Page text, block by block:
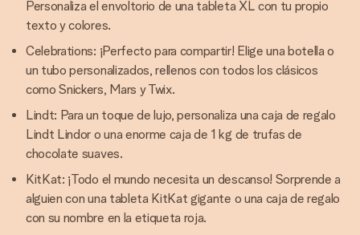
Personaliza el envoltorio de una tableta XL con tu propio
texto y colores.
Celebrations: ¡Perfecto para compartir! Elige una botella o
un tubo personalizados, rellenos con todos los clásicos
como Snickers, Mars y Twix.
Lindt: Para un toque de lujo, personaliza una caja de regalo
Lindt Lindor o una enorme caja de 1 kg de trufas de
chocolate suaves.
KitKat: ¡Todo el mundo necesita un descanso! Sorprende a
alguien con una tableta KitKat gigante o una caja de regalo
con su nombre en la etiqueta roja.